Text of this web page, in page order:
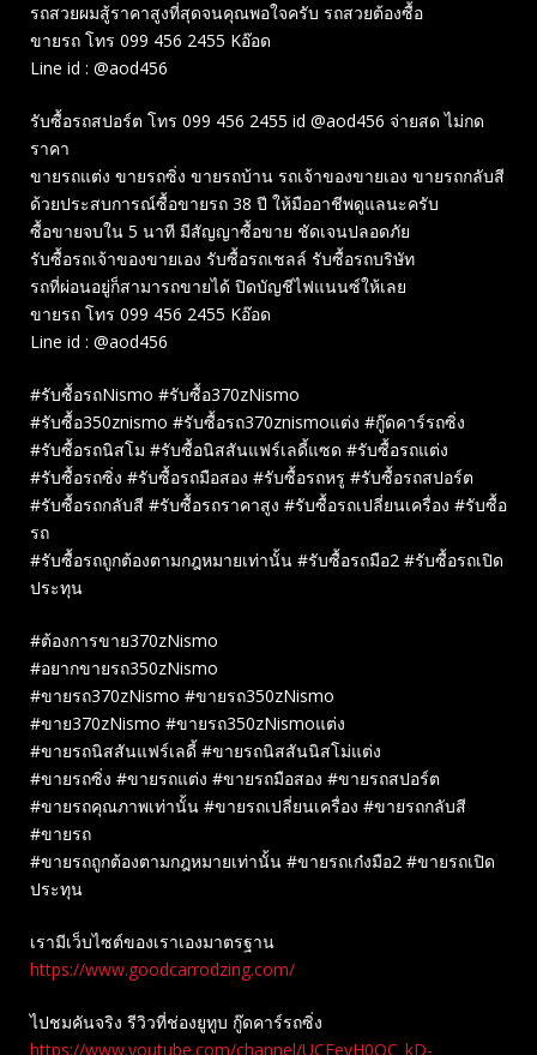
รถสวยผมสู้ราคาสูงที่สุดจนคุณพอใจครับ รถสวยต้องซื้อ
ขายรถ โทร 099 456 2455 Kอ๊อด
Line id : @aod456
รับซื้อรถสปอร์ต โทร 099 456 2455 id @aod456 จ่ายสด ไม่กด
ราคา
ขายรถแต่ง ขายรถซิ่ง ขายรถบ้าน รถเจ้าของขายเอง ขายรถกลับสี
ด้วยประสบการณ์ซื้อขายรถ 38 ปี ให้มืออาชีพดูแลนะครับ
ซื้อขายจบใน 5 นาที มีสัญญาซื้อขาย ชัดเจนปลอดภัย
รับซื้อรถเจ้าของขายเอง รับซื้อรถเชลล์ รับซื้อรถบริษัท
รถที่ผ่อนอยู่ก็สามารถขายได้ ปิดบัญชีไฟแนนซ์ให้เลย
ขายรถ โทร 099 456 2455 Kอ๊อด
Line id : @aod456
#รับซื้อรถNismo #รับซื้อ370zNismo
#รับซื้อ350znismo #รับซื้อรถ370znismoแต่ง #กู๊ดคาร์รถซิ่ง
#รับซื้อรถนิสโม #รับซื้อนิสสันแฟร์เลดี้แซด #รับซื้อรถแต่ง
#รับซื้อรถซิ่ง #รับซื้อรถมือสอง #รับซื้อรถหรู #รับซื้อรถสปอร์ต
#รับซื้อรถกลับสี #รับซื้อรถราคาสูง #รับซื้อรถเปลี่ยนเครื่อง #รับซื้อ
รถ
#รับซื้อรถถูกต้องตามกฎหมายเท่านั้น #รับซื้อรถมือ2 #รับซื้อรถเปิด
ประทุน
#ต้องการขาย370zNismo
#อยากขายรถ350zNismo
#ขายรถ370zNismo #ขายรถ350zNismo
#ขาย370zNismo #ขายรถ350zNismoแต่ง
#ขายรถนิสสันแฟร์เลดี้ #ขายรถนิสสันนิสโม่แต่ง
#ขายรถซิ่ง #ขายรถแต่ง #ขายรถมือสอง #ขายรถสปอร์ต
#ขายรถคุณภาพเท่านั้น #ขายรถเปลี่ยนเครื่อง #ขายรถกลับสี
#ขายรถ
#ขายรถถูกต้องตามกฎหมายเท่านั้น #ขายรถเก๋งมือ2 #ขายรถเปิด
ประทุน
เรามีเว็บไซต์ของเราเองมาตรฐาน
https://www.goodcarrodzing.com/
ไปชมคันจริง รีวิวที่ช่องยู​ทูบ​ กู๊ดคาร์รถซิ่ง
https://www.youtube.com/channel/UCEevH0QC_kD-